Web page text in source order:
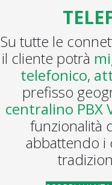
Su tutte le
il cliente potrà
telefonico,
prefisso
centralino PBX
funzionalità
abbattendo i